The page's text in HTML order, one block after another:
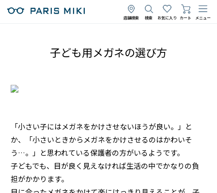
店舗検索 検索 お気に入り カート メニュー
子ども用メガネの選び方
「小さい子にはメガネをかけさせないほうが良い。」と
か、「小さいときからメガネをかけさせるのはかわいそ
う…。」と思われている保護者の方がいるようです。
子どもでも、目が良く見えなければ生活の中でかなりの負
担がかかります。